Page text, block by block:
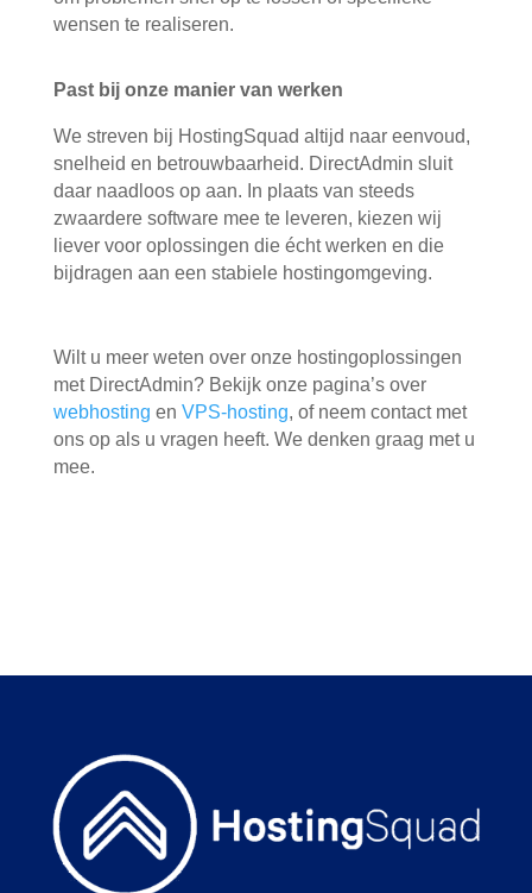
wensen te realiseren.
Past bij onze manier van werken
We streven bij HostingSquad altijd naar eenvoud,
snelheid en betrouwbaarheid. DirectAdmin sluit
daar naadloos op aan. In plaats van steeds
zwaardere software mee te leveren, kiezen wij
liever voor oplossingen die écht werken en die
bijdragen aan een stabiele hostingomgeving.
Wilt u meer weten over onze hostingoplossingen
met DirectAdmin? Bekijk onze pagina’s over
webhosting en VPS-hosting, of neem contact met
ons op als u vragen heeft. We denken graag met u
mee.